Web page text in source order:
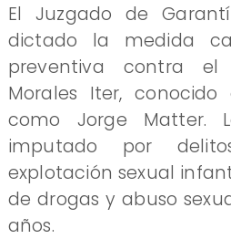
El Juzgado de
dictado la medida
preventiva contra el
Morales Iter, conocido
como Jorge Matter.
imputado por
explotación sexual
de drogas y abuso
años.